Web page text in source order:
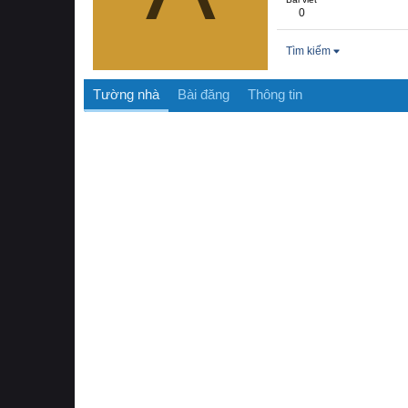
0
Tìm kiếm
Tường nhà Bài đăng Thông tin